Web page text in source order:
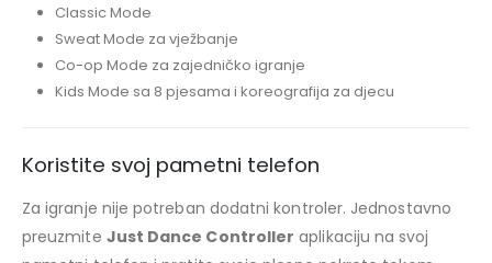
Classic Mode
Sweat Mode za vježbanje
Co-op Mode za zajedničko igranje
Kids Mode sa 8 pjesama i koreografija za djecu
Koristite svoj pametni telefon
Za igranje nije potreban dodatni kontroler. Jednostavno
preuzmite Just Dance Controller aplikaciju na svoj